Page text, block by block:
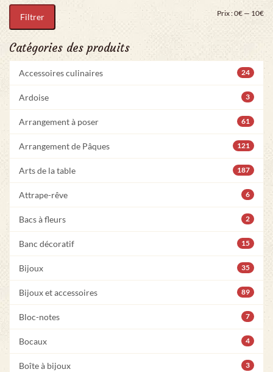
Filtrer Prix :0€ — 10€
Catégories des produits
Accessoires culinaires 24
Ardoise 3
Arrangement à poser 61
Arrangement de Pâques 121
Arts de la table 187
Attrape-rêve 6
Bacs à fleurs 2
Banc décoratif 15
Bijoux 35
Bijoux et accessoires 89
Bloc-notes 7
Bocaux 4
Boîte à bijoux 3